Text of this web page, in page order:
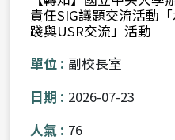
責任SIG議題交流活動
踐與USR交流」活動
副校長室
2026-07-23
76